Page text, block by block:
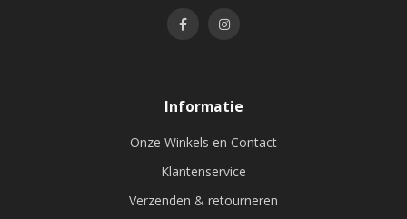
Informatie
Onze Winkels en Contact
Klantenservice
Verzenden & retourneren